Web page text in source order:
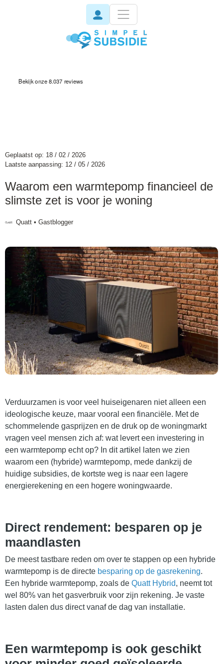
Geplaatst op: 18 / 02 / 2026
Laatste aanpassing: 12 / 05 / 2026
Waarom een warmtepomp financieel de
slimste zet is voor je woning
Quatt • Gastblogger
Verduurzamen is voor veel huiseigenaren niet alleen een
ideologische keuze, maar vooral een financiële. Met de
schommelende gasprijzen en de druk op de woningmarkt
vragen veel mensen zich af: wat levert een investering in
een warmtepomp echt op? In dit artikel laten we zien
waarom een (hybride) warmtepomp, mede dankzij de
huidige subsidies, de kortste weg is naar een lagere
energierekening en een hogere woningwaarde.
Direct rendement: besparen op je
maandlasten
De meest tastbare reden om over te stappen op een hybride
warmtepomp is de directe besparing op de gasrekening.
Een hybride warmtepomp, zoals de Quatt Hybrid, neemt tot
wel 80% van het gasverbruik voor zijn rekening. Je vaste
lasten dalen dus direct vanaf de dag van installatie.
Een warmtepomp is ook geschikt